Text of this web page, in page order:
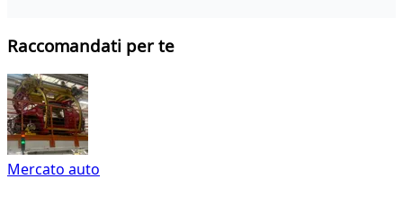
Raccomandati per te
Mercato auto